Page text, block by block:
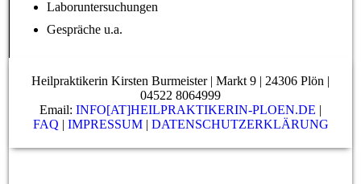
Laboruntersuchungen
Gespräche u.a.
Heilpraktikerin Kirsten Burmeister | Markt 9 | 24306 Plön |
04522 8064999
Email: INFO[AT]HEILPRAKTIKERIN-PLOEN.DE |
FAQ | IMPRESSUM| DATENSCHUTZERKLÄRUNG